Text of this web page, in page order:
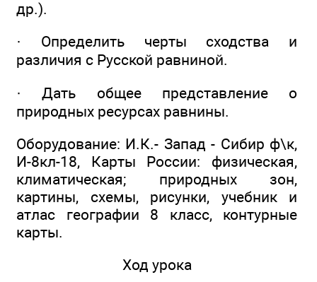
др.).
· Определить черты сходства и
различия с Русской равниной.
· Дать общее представление о
природных ресурсах равнины.
Оборудование: И.К.- Запад - Сибир ф\к,
И-8кл-18, Карты России: физическая,
климатическая; природных зон,
картины, схемы, рисунки, учебник и
атлас географии 8 класс, контурные
карты.
Ход урока